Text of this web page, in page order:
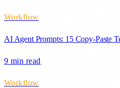
Workflow
AI Agent Prompts: 15 Copy-Paste
9 min read
Workflow